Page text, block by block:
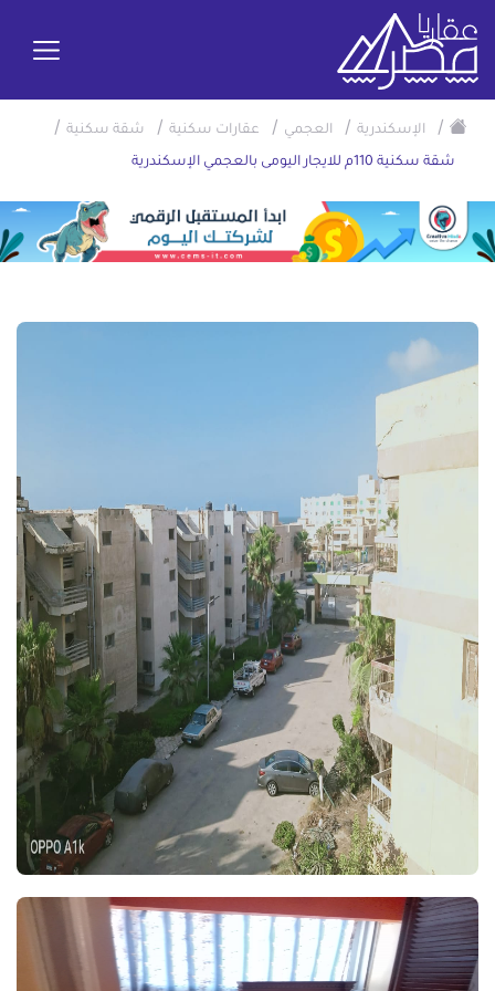
/ الإسكندرية / العجمي / عقارات سكنية / شقة سكنية /
شقة سكنية 110م للايجار اليومى بالعجمي الإسكندرية